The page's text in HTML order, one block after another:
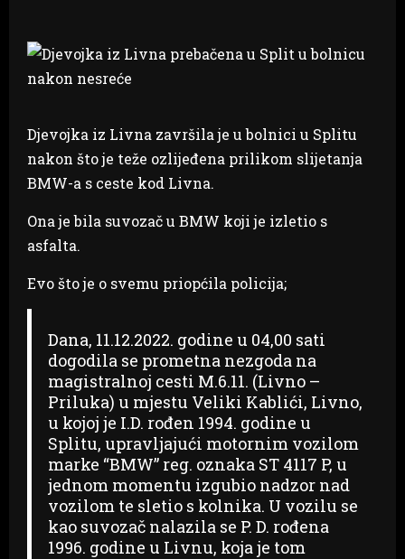
Djevojka iz Livna završila je u bolnici u Splitu
nakon što je teže ozlijeđena prilikom slijetanja
BMW-a s ceste kod Livna.
Ona je bila suvozač u BMW koji je izletio s
asfalta.
Evo što je o svemu priopćila policija;
Dana, 11.12.2022. godine u 04,00 sati
dogodila se prometna nezgoda na
magistralnoj cesti M.6.11. (Livno –
Priluka) u mjestu Veliki Kablići, Livno,
u kojoj je I.D. rođen 1994. godine u
Splitu, upravljajući motornim vozilom
marke “BMW” reg. oznaka ST 4117 P, u
jednom momentu izgubio nadzor nad
vozilom te sletio s kolnika. U vozilu se
kao suvozač nalazila se P. D. rođena
1996. godine u Livnu, koja je tom